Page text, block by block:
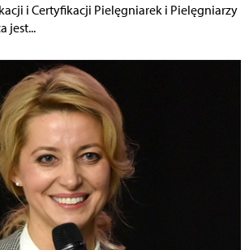
i Certyfikacji Pielęgniarek i Pielęgniarzy
jest...